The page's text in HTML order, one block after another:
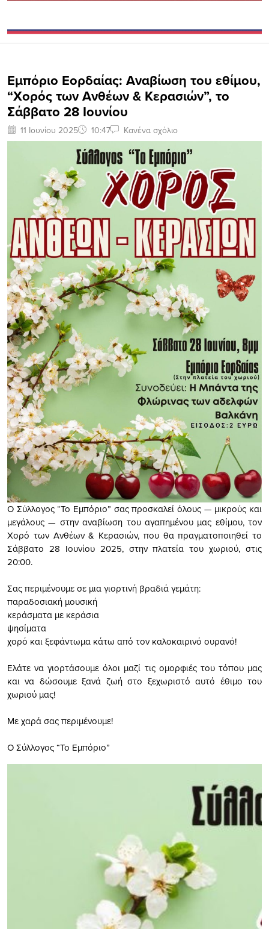
Εμπόριο Εορδαίας: Αναβίωση του εθίμου,
“Χορός των Ανθέων & Κερασιών”, το
Σάββατο 28 Ιουνίου
11 Ιουνίου 2025 10:47 Κανένα σχόλιο
Ο Σύλλογος “Το Εμπόριο” σας προσκαλεί όλους — μικρούς και
μεγάλους — στην αναβίωση του αγαπημένου μας εθίμου, τον
Χορό των Ανθέων & Κερασιών, που θα πραγματοποιηθεί το
Σάββατο 28 Ιουνίου 2025, στην πλατεία του χωριού, στις
20:00.
Σας περιμένουμε σε μια γιορτινή βραδιά γεμάτη:
παραδοσιακή μουσική
κεράσματα με κεράσια
ψησίματα
χορό και ξεφάντωμα κάτω από τον καλοκαιρινό ουρανό!
Ελάτε να γιορτάσουμε όλοι μαζί τις ομορφιές του τόπου μας
και να δώσουμε ξανά ζωή στο ξεχωριστό αυτό έθιμο του
χωριού μας!
Με χαρά σας περιμένουμε!
Ο Σύλλογος “Το Εμπόριο”